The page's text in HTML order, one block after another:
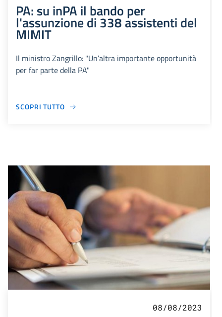
PA: su inPA il bando per
l'assunzione di 338 assistenti del
MIMIT
Il ministro Zangrillo: "Un’altra importante opportunità
per far parte della PA"
SCOPRI TUTTO
08/08/2023